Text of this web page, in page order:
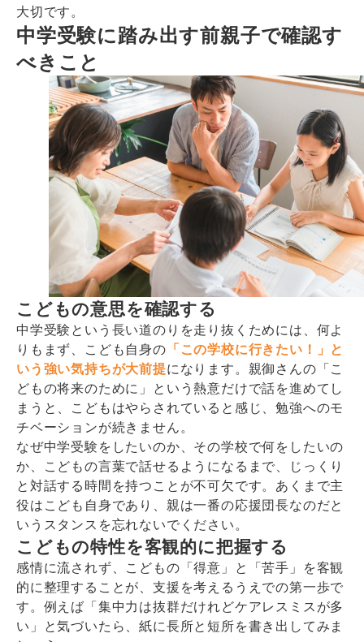
大切です。
中学受験に踏み出す前親子で確認す
べきこと
こどもの意思を確認する
中学受験という長い道のりを走り抜くためには、何よ
りもまず、こども自身の 「この学校に行きたい！」と
いう強い気持ちが大前提になります。親御さんの「こ
どもの将来のために」という熱意だけで話を進めてし
まうと、こどもはやらされていると感じ、勉強へのモ
チベーションが続きません。
なぜ中学受験をしたいのか、その学校で何をしたいの
か、こどもの言葉で話せるようになるまで、じっくり
と対話する時間を持つことが不可欠です。あくまで主
役はこども自身であり、親は一番の応援団長なのだと
いうスタンスを忘れないでください。
こどもの特性を客観的に把握する
感情に流されず、こどもの「得意」と「苦手」を客観
的に整理することが、支援を考えるうえでの第一歩で
す。例えば「集中力は抜群だけれどケアレスミスが多
い」と気づいたら、紙に長所と短所を書き出してみま